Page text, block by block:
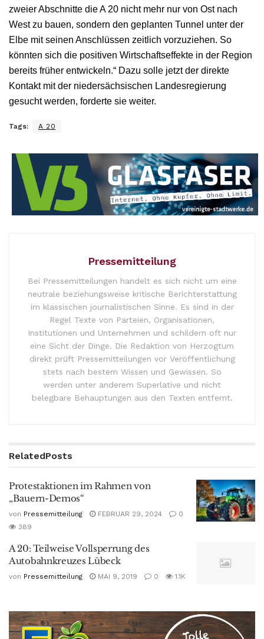
zweier Abschnitte die A 20 nicht mehr nur von Ost nach
West zu bauen, sondern den geplanten Tunnel unter der
Elbe mit seinen Anschlüssen zeitlich vorzuziehen. So
könnten sich die positiven Wirtschaftseffekte in der Region
bereits früher entwickeln.“ Dazu solle jetzt der direkte
Kontakt mit der niedersächsischen Landesregierung
gesucht werden, forderte sie weiter.
Tags: A 20
Pressemitteilung
Bei Pressemitteilungen handelt es sich nicht um eine
neutrale beziehungsweise kritische Berichterstattung
im klassischen journalistischen Sinne. Es sind in der
Regel Texte von Parteien, Organisationen,
Institutionen und Unternehmen und schildern oft nur
eine Sicht der Dinge. Die Redaktion von Herzogtum
direkt prüft Pressemitteilungen vor Veröffentlichung
stets nach bestem Wissen und Gewissen. So
werden unter anderem Superlative und nicht
belegbare Behauptungen aus den Texten entfernt.
RelatedPosts
Protestaktionen im Rahmen von
„Bauern-Demos“
von Pressemitteilung FEBRUAR 29, 2024
0
389
A 20: Teilweise Vollsperrung des
Autobahnkreuzes Lübeck
von Pressemitteilung MAI 9, 2019 0 1.1K